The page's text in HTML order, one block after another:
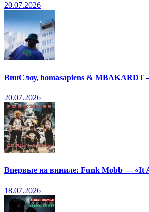
20.07.2026
ВинСлоу, homasapiens & MBAKARDT
20.07.2026
Впервые на виниле: Funk Mobb — «It
18.07.2026